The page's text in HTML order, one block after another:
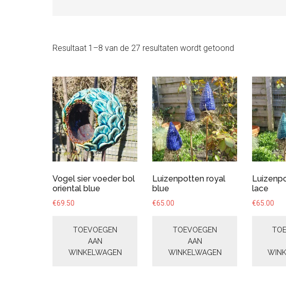
Resultaat 1–8 van de 27 resultaten wordt getoond
nieuwste
Vogel sier voeder bol
oriental blue
€69.50
TOEVOEGEN
AAN
WINKELWAGEN
Luizenpotten royal
blue
€65.00
TOEVOEGEN
AAN
WINKELWAGEN
lace
€65.00